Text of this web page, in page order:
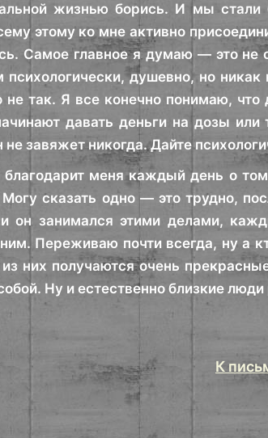
жизнью борись. И мы
этому ко мне активно
Самое главное я думаю — это
душевно, но
не так. Я все конечно понимаю,
давать деньги на дозы
завяжет никогда. Дайте
меня каждый день о
сказать одно — это трудно,
он занимался этими делами,
Переживаю почти всегда, ну а
них получаются очень
Ну и естественно близкие
К